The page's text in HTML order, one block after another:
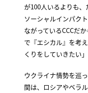
が100人いるよりも
ソーシャルインパク
ながっているCCCだ
で『エシカル』を考
くりをしていきたい」
ウクライナ情勢を巡
関は、ロシアやベラ